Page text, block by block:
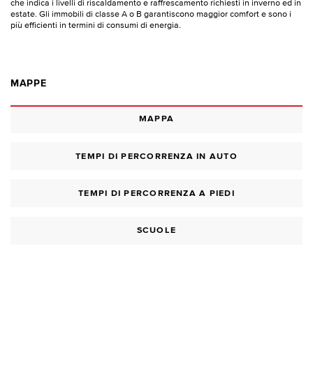
che indica i livelli di riscaldamento e raffrescamento richiesti in inverno ed in
estate. Gli immobili di classe A o B garantiscono maggior comfort e sono i
più efficienti in termini di consumi di energia.
MAPPE
MAPPA
TEMPI DI PERCORRENZA IN AUTO
TEMPI DI PERCORRENZA A PIEDI
SCUOLE